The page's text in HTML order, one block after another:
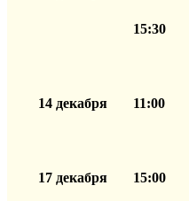
15:30
14 декабря 11:00
17 декабря 15:00